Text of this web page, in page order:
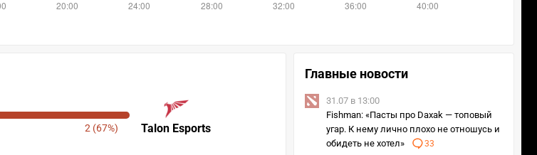
Talon Esports
2 (67%)
Главные новости
31.07 в 13:00
Fishman: «Пасты про Daxak — топовый
угар. К нему лично плохо не отношусь и
обидеть не хотел»
33